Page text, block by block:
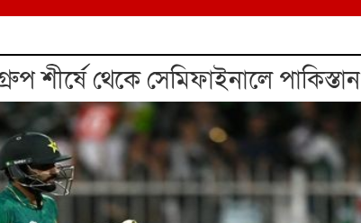
শীর্ষে থেকে সেমিফাইনালে পাকিস্তান